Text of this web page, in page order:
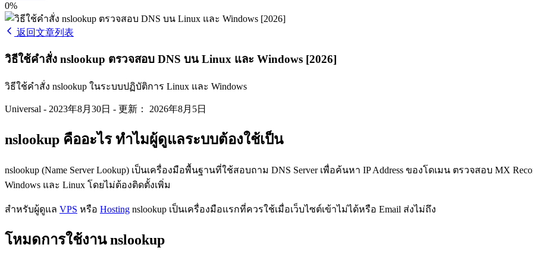
0%
返回文章列表
วิธีใช้คำสั่ง nslookup ตรวจสอบ DNS บน Linux และ Windows [2026]
วิธีใช้คำสั่ง nslookup ในระบบปฏิบัติการ Linux และ Windows
Universal - 2023年8月30日 - 更新： 2026年8月5日
nslookup คืออะไร ทำไมผู้ดูแลระบบต้องใช้เป็น
nslookup (Name Server Lookup) เป็นเครื่องมือพื้นฐานที่ใช้สอบถาม DNS Server เพื่อค้นหา IP Address ของโดเมน ตรวจสอบ MX
Windows และ Linux โดยไม่ต้องติดตั้งเพิ่ม
สำหรับผู้ดูแล VPS หรือ Hosting nslookup เป็นเครื่องมือแรกที่ควรใช้เมื่อเว็บไซต์เข้าไม่ได้หรือ Email ส่งไม่ถึง
โหมดการใช้งาน nslookup